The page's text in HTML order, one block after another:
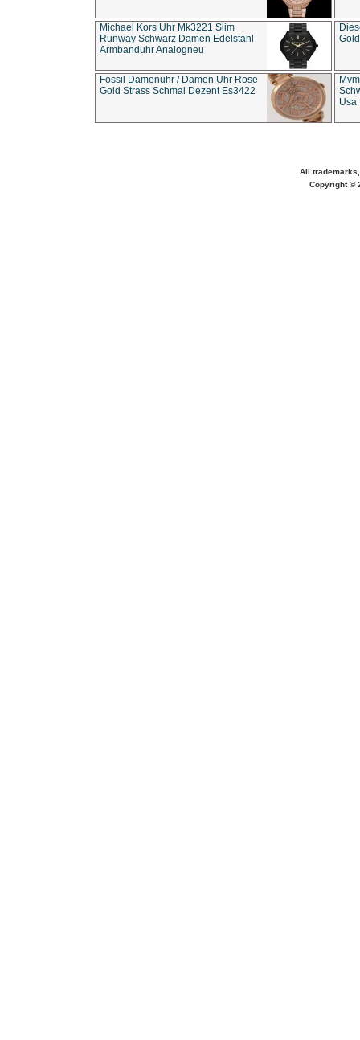
Michael Kors Uhr Mk3221 Slim
Runway Schwarz Damen Edelstahl
Armbanduhr Analogneu
Fossil Damenuhr / Damen Uhr Rose
Gold Strass Schmal Dezent Es3422
Usa
All
Copyright ©